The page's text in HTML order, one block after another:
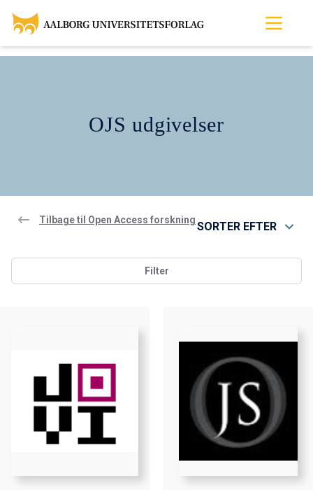
OJS udgivelser
Tilbage til Open Access forskningSORTER EFTER
Filter